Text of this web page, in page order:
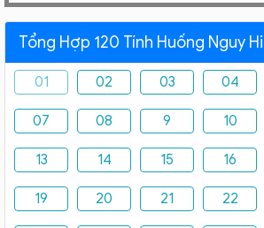
Tổng Hợp 120 Tính Huống Nguy
01 02 03 04
07 08 9 10
13 14 15 16
19 20 21 22